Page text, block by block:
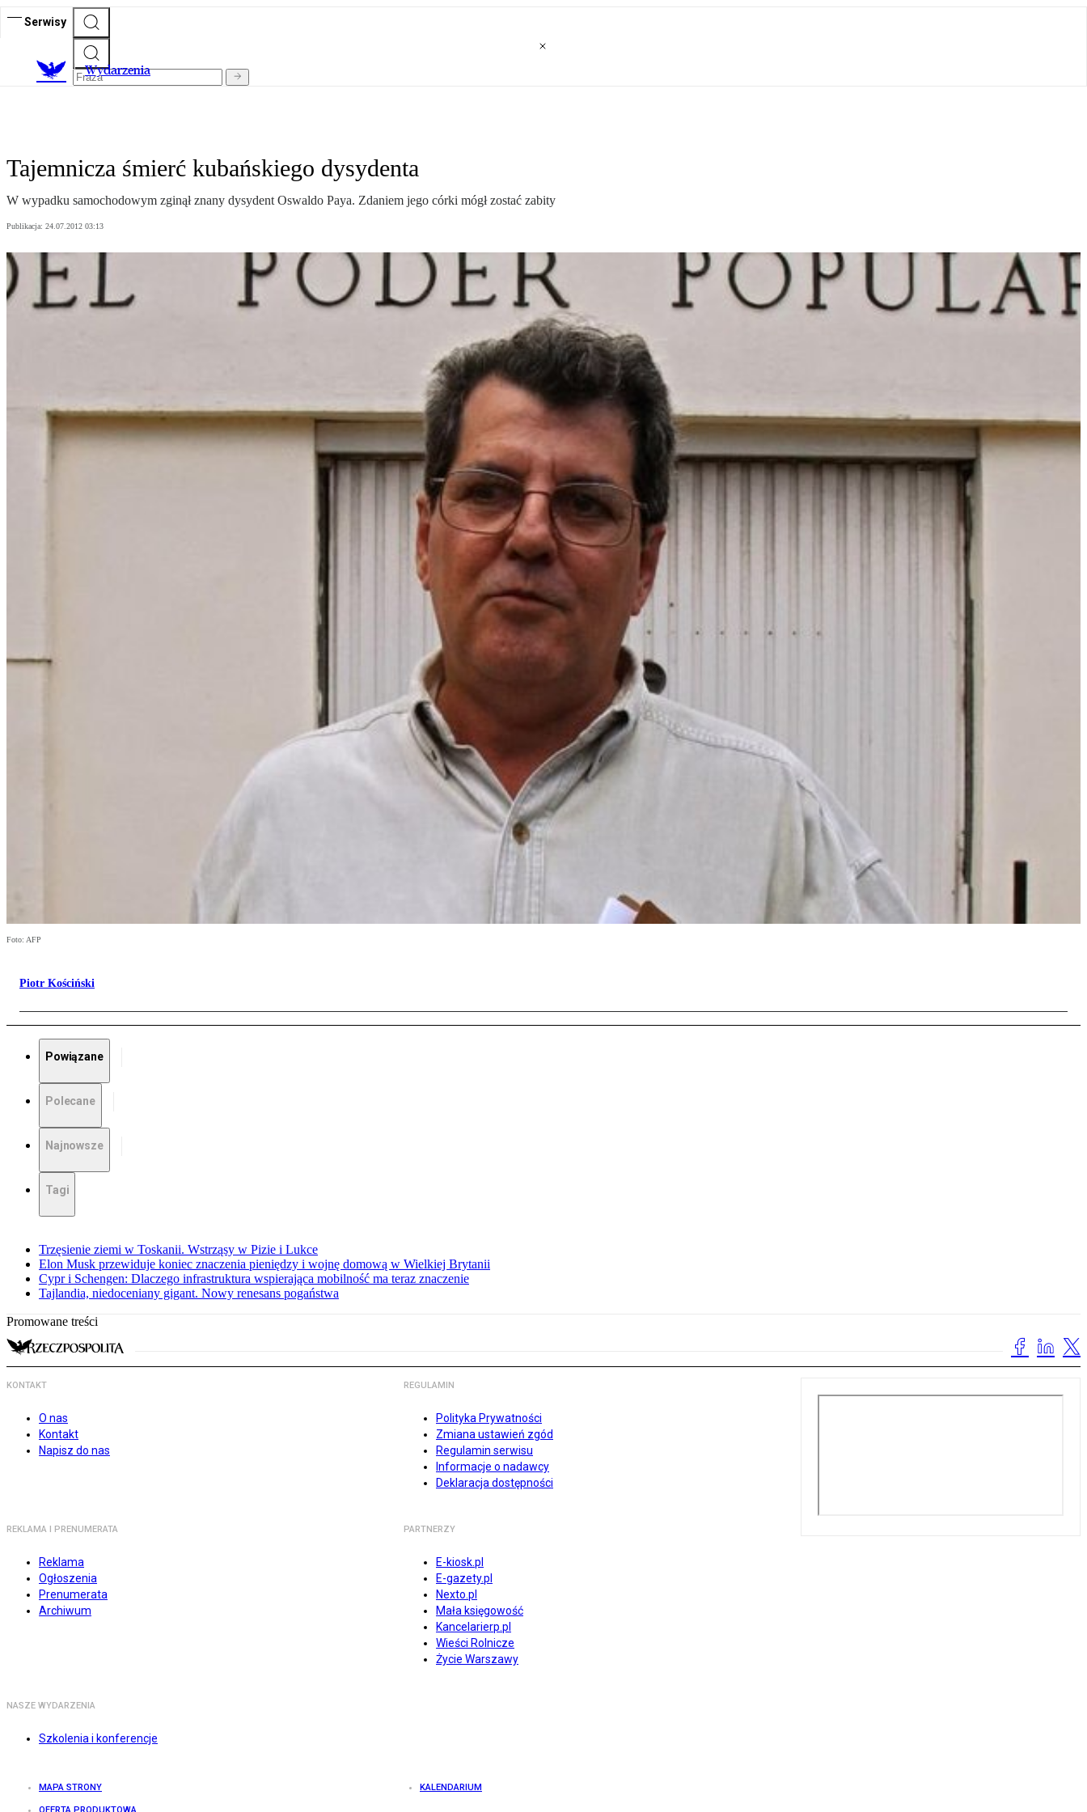
Serwisy
Wydarzenia
Tajemnicza śmierć kubańskiego dysydenta
W wypadku samochodowym zginął znany dysydent Oswaldo Paya. Zdaniem jego córki mógł zostać zabity
Publikacja: 24.07.2012 03:13
Foto: AFP
Piotr Kościński
Powiązane
Polecane
Najnowsze
Tagi
Trzęsienie ziemi w Toskanii. Wstrząsy w Pizie i Lukce
Elon Musk przewiduje koniec znaczenia pieniędzy i wojnę domową w Wielkiej Brytanii
Cypr i Schengen: Dlaczego infrastruktura wspierająca mobilność ma teraz znaczenie
Tajlandia, niedoceniany gigant. Nowy renesans pogaństwa
Promowane treści
KONTAKT
O nas
Kontakt
Napisz do nas
REGULAMIN
Polityka Prywatności
Zmiana ustawień zgód
Regulamin serwisu
Informacje o nadawcy
Deklaracja dostępności
REKLAMA I PRENUMERATA
Reklama
Ogłoszenia
Prenumerata
Archiwum
PARTNERZY
E-kiosk.pl
E-gazety.pl
Nexto.pl
Mała księgowość
Kancelarierp.pl
Wieści Rolnicze
Życie Warszawy
NASZE WYDARZENIA
Szkolenia i konferencje
MAPA STRONY KALENDARIUM